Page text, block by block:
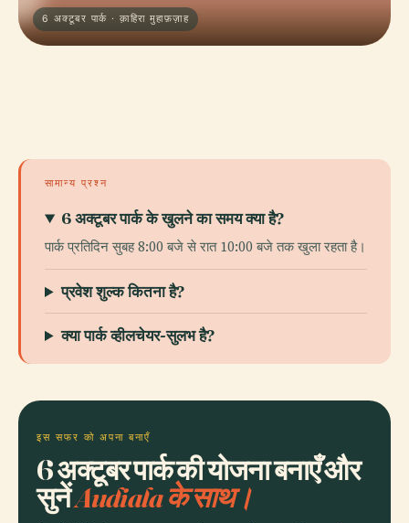
6 अक्टूबर पार्क · क़ाहिरा मुहाफ़ज़ाह
सामान्य प्रश्न
6 अक्टूबर पार्क के खुलने का समय क्या है?
पार्क प्रतिदिन सुबह 8:00 बजे से रात 10:00 बजे तक खुला रहता है।
प्रवेश शुल्क कितना है?
क्या पार्क व्हीलचेयर-सुलभ है?
इस सफर को अपना बनाएँ
6 अक्टूबर पार्क की योजना बनाएँ और
सुनेंAudiala के साथ।